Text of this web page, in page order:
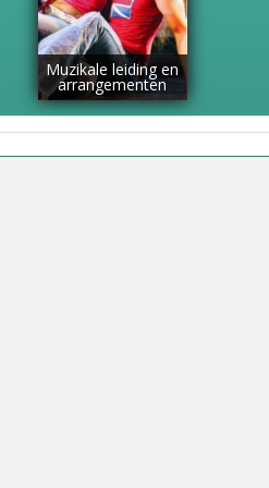
Muzikale leiding en
arrangementen